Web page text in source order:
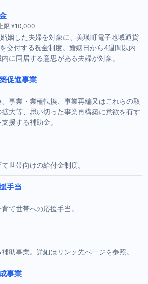
限 ¥10,000
姻した夫婦を対象に、美瑛町電子地域通貨
を交付する祝金制度。婚姻日から4週間以内
に同居する意思がある夫婦が対象。
促進事業
事業・業種転換、事業再編又はこれらの取
大等、思い切った事業再構築に意欲を有す
援する補助金。
世帯向けの給付金制度。
手当
て世帯への応援手当。
助事業。詳細はリンク先ページを参照。
事業